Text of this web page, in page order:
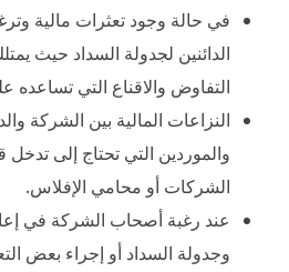
في حالة وجود تعثرات مالية
الدائنين لجدولة السداد حيث
التفاوض والاقناع التي تساعده
النزاعات المالية بين الشركة
والموردين التي تحتاج إلى
الشركات أو محامي الإفلاس.
عند رغبة أصحاب الشركة في
وجدولة السداد أو إجراء بعض